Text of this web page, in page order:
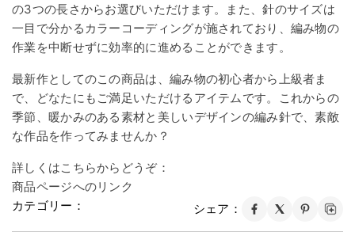
の3つの長さからお選びいただけます。また、針のサイズは
一目で分かるカラーコーディングが施されており、編み物の
作業を中断せずに効率的に進めることができます。
最新作としてのこの商品は、編み物の初心者から上級者ま
で、どなたにもご満足いただけるアイテムです。これからの
季節、暖かみのある素材と美しいデザインの編み針で、素敵
な作品を作ってみませんか？
詳しくはこちらからどうぞ：
商品ページへのリンク
カテゴリー：
シェア：